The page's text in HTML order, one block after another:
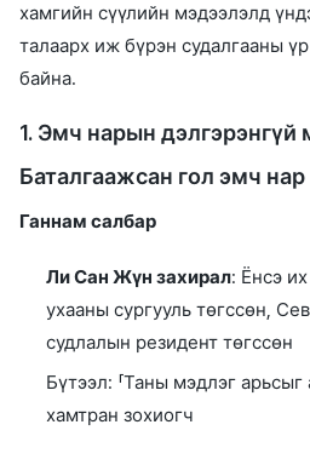
хамгийн сүүлийн мэдээлэлд
талаарх иж бүрэн судалгааны
байна.
1. Эмч нарын дэлгэрэнгүй
Баталгаажсан гол эмч нар
Ганнам салбар
Ли Сан Жүн захирал: Ёнсэ
ухааны сургууль төгссөн,
судлалын резидент төгссөн
Бүтээл: 「Таны мэдлэг арьсыг
хамтран зохиогч